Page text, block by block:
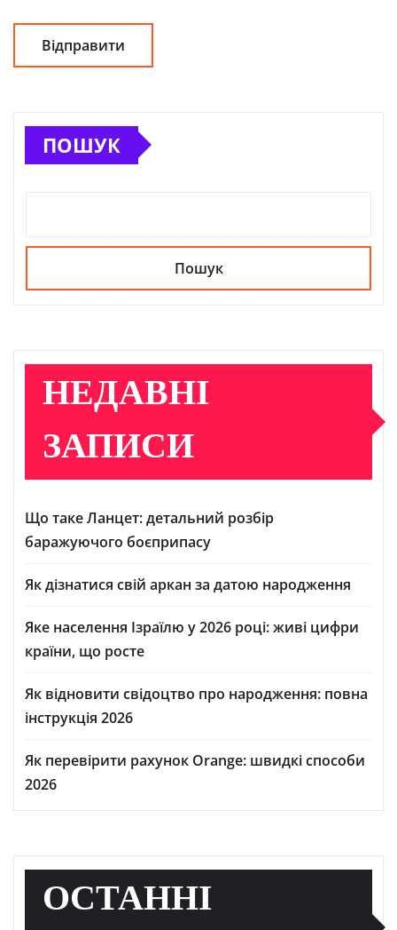
ПОШУК
Пошук
НЕДАВНІ
ЗАПИСИ
Що таке Ланцет: детальний розбір
баражуючого боєприпасу
Як дізнатися свій аркан за датою народження
Яке населення Ізраїлю у 2026 році: живі цифри
країни, що росте
Як відновити свідоцтво про народження: повна
інструкція 2026
Як перевірити рахунок Orange: швидкі способи
2026
ОСТАННІ